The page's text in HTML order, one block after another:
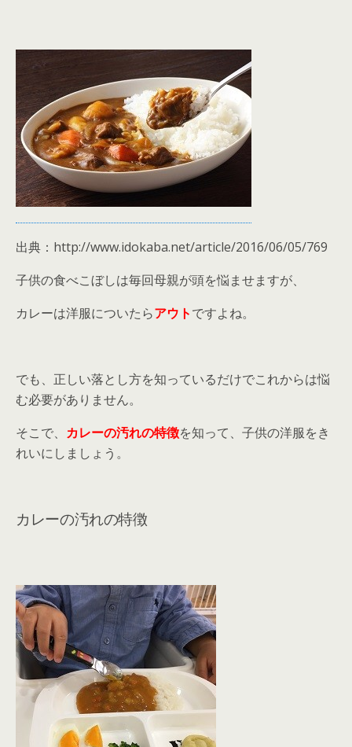
出典：http://www.idokaba.net/article/2016/06/05/769
子供の食べこぼしは毎回母親が頭を悩ませますが、
カレーは洋服についたらアウトですよね。
でも、正しい落とし方を知っているだけでこれからは悩
む必要がありません。
そこで、 カレーの汚れの特徴を知って、子供の洋服をき
れいにしましょう。
カレーの汚れの特徴